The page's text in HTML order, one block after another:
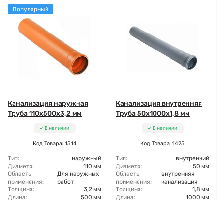
Популярный
Канализация наружная
Труба 110x500x3,2 мм
В наличии
Код Товара: 1514
Тип:
наружный
Диаметр:
110 мм
Область
применения:
Для наружных
работ
Толщина:
3,2 мм
Длина:
500 мм
Канализация внутренняя
Труба 50x1000x1,8 мм
В наличии
Код Товара: 1425
Тип:
внутренний
Диаметр:
50 мм
Область
применения:
внутренняя
канализация
Толщина:
1,8 мм
Длина:
1000 мм